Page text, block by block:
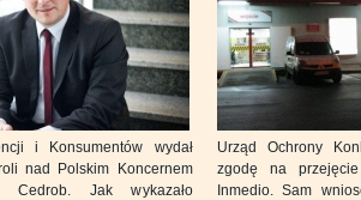
i Konsumentów wydał
nad Polskim Koncernem
Cedrob. Jak wykazało
Urząd Ochrony
zgodę na
Inmedio. Sam